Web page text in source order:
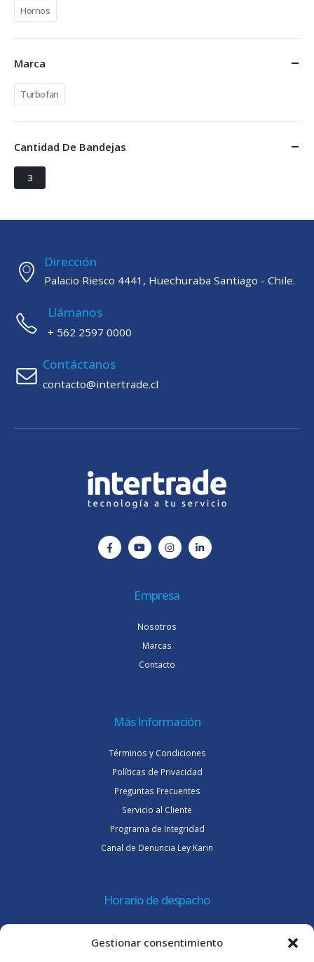
Gestionar consentimiento
Hornos
Marca
Turbofan
Cantidad De Bandejas
3
Dirección
Palacio Riesco 4441, Huechuraba Santiago - Chile.
Llámanos
+ 562 2597 0000
Contáctanos
contacto@intertrade.cl
Empresa
Nosotros
Marcas
Contacto
Más Información
Términos y Condiciones
Políticas de Privacidad
Preguntas Frecuentes
Servicio al Cliente
Programa de Integridad
Canal de Denuncia Ley Karin
Horario de despacho
Viernes 8:30 a 15:30 hrs.